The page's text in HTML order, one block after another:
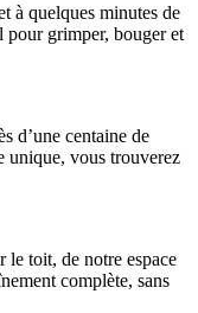
à quelques minutes de
pour grimper, bouger et
d’une centaine de
unique, vous trouverez
le toit, de notre espace
complète, sans